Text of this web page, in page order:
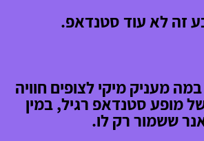
זה לא עוד סטנדאפ.
שנות במה מעניק מיקי לצופים חוויה
מופע סטנדאפ רגיל, במין
ששמור רק לו.